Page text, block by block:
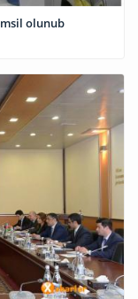
təmsil olunub